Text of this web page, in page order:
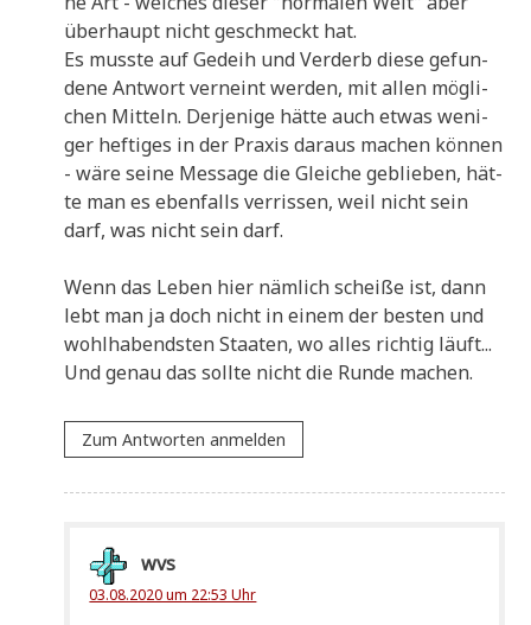
über­haupt nicht geschmeckt hat.
Es muss­te auf Gedeih und Ver­derb die­se gefun­
de­ne Ant­wort ver­neint wer­den, mit allen mög­li­
chen Mit­teln. Der­je­ni­ge hät­te auch etwas weni­
ger hef­ti­ges in der Pra­xis dar­aus machen kön­nen
- wäre sei­ne Mes­sa­ge die Glei­che geblie­ben, hät­
te man es eben­falls ver­ris­sen, weil nicht sein
darf, was nicht sein darf.
Wenn das Leben hier näm­lich schei­ße ist, dann
lebt man ja doch nicht in einem der besten und
wohl­ha­bend­sten Staa­ten, wo alles rich­tig läuft...
Und genau das soll­te nicht die Run­de machen.
Zum Antworten anmelden
wvs
03.08.2020 um 22:53 Uhr